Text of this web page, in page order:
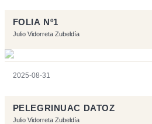
FOLIA Nº1
Julio Vidorreta Zubeldía
2025-08-31
PELEGRINUAC DATOZ
Julio Vidorreta Zubeldía